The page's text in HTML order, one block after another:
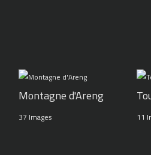
Montagne d'Areng
37 Images 11